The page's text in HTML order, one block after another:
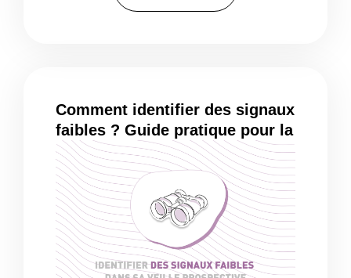
Comment identifier des signaux
faibles ? Guide pratique pour la
veille prospective